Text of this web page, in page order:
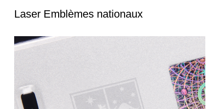
Laser Emblèmes nationaux